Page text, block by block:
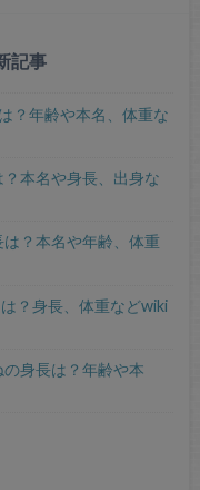
記事
？年齢や本名、体重な
本名や身長、出身な
？本名や年齢、体重
？身長、体重などwiki
身長は？年齢や本